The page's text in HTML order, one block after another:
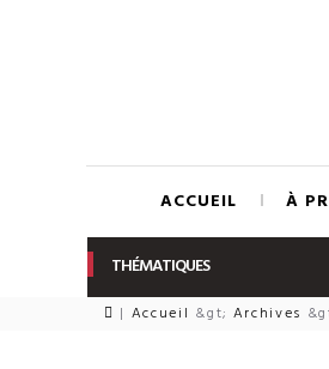
ACCUEIL À
THÉMATIQUES
| Accueil &gt; Archives